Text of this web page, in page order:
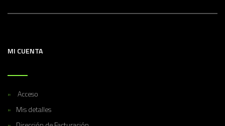
MI CUENTA
Acceso
Mis detalles